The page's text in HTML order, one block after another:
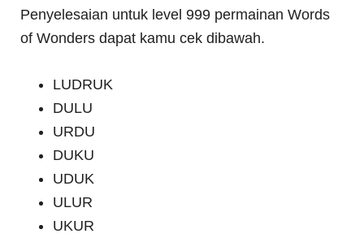
Penyelesaian untuk level 999 permainan Words
of Wonders dapat kamu cek dibawah.
LUDRUK
DULU
URDU
DUKU
UDUK
ULUR
UKUR